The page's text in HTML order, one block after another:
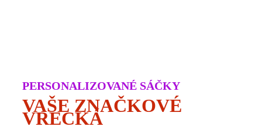
PERSONALIZOVANÉ SÁČKY
VAŠE ZNAČKOVÉ
VRECKÁ